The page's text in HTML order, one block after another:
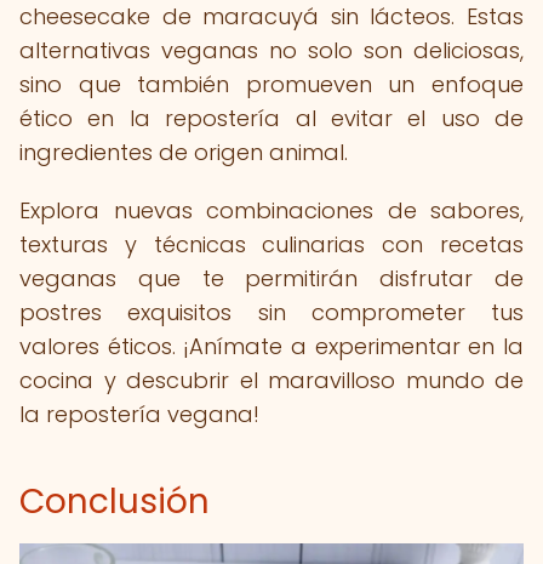
cheesecake de maracuyá sin lácteos. Estas
alternativas veganas no solo son deliciosas,
sino que también promueven un enfoque
ético en la repostería al evitar el uso de
ingredientes de origen animal.
Explora nuevas combinaciones de sabores,
texturas y técnicas culinarias con recetas
veganas que te permitirán disfrutar de
postres exquisitos sin comprometer tus
valores éticos. ¡Anímate a experimentar en la
cocina y descubrir el maravilloso mundo de
la repostería vegana!
Conclusión